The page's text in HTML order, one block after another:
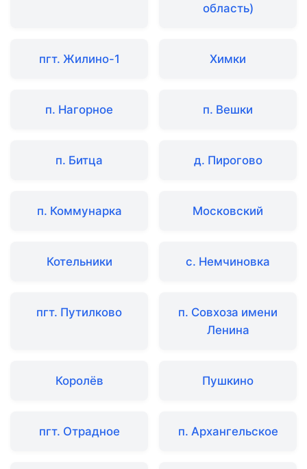
область)
пгт. Жилино-1 Химки
п. Нагорное п. Вешки
п. Битца д. Пирогово
п. Коммунарка Московский
Котельники с. Немчиновка
пгт. Путилково
п. Совхоза имени
Ленина
Королёв Пушкино
пгт. Отрадное п. Архангельское